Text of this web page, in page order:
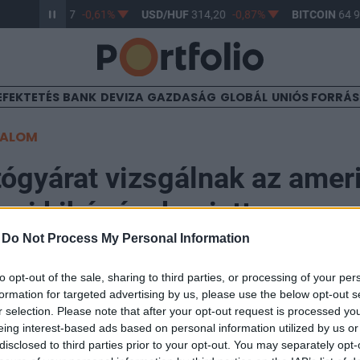
Do Not Process My Personal Information
opt-out of the sale, sharing to third parties, or processing of your
for targeted advertising by us, please use the below opt-out
selection. Please note that after your opt-out request is processed
interest-based ads based on personal information utilized by us
to third parties prior to your opt-out. You may separately
363,17 -0,61% USD/HUF314,20 -0,87% BITCOIN64
BANK DEVIZA GAZDASÁG GLOBÁL UNIÓS
vizsgálnak az
kihágások miatt
minisztérium trösztellenes vizsgálatot indított
BMW és a Volkswagen ellen - jelentette pénteken a